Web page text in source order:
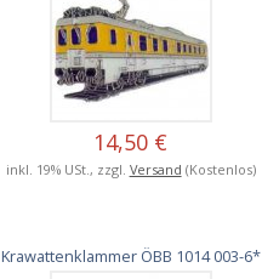
14,50 €
inkl. 19% USt., zzgl. Versand (Kostenlos)
Krawattenklammer ÖBB 1014 003-6*